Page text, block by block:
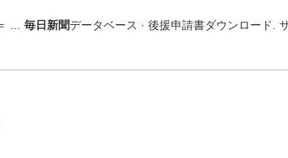
… 毎日新聞データベース · 後援申請書ダウンロード.